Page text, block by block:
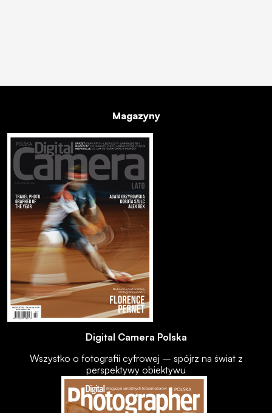
Magazyny
Digital Camera Polska
Wszystko o fotografii cyfrowej – spójrz na świat z
perspektywy obiektywu